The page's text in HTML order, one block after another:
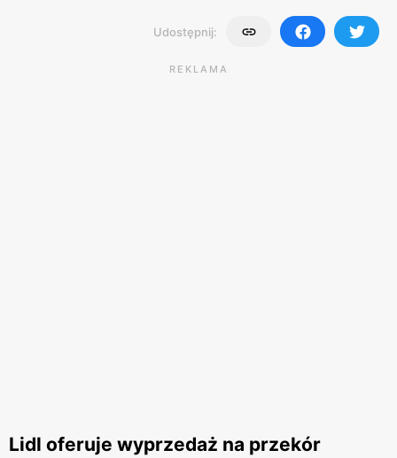
Udostępnij:
REKLAMA
Lidl oferuje wyprzedaż na przekór